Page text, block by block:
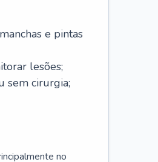
e pintas
lesões;
sem cirurgia;
no